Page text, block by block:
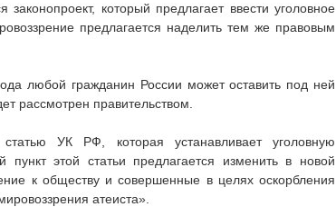
который предлагает ввести уголовное
предлагается наделить тем же правовым
любой гражданин России может оставить под ней
рассмотрен правительством.
УК РФ, которая устанавливает уголовную
пункт этой статьи предлагается изменить в новой
к обществу и совершенные в целях оскорбления
атеиста».